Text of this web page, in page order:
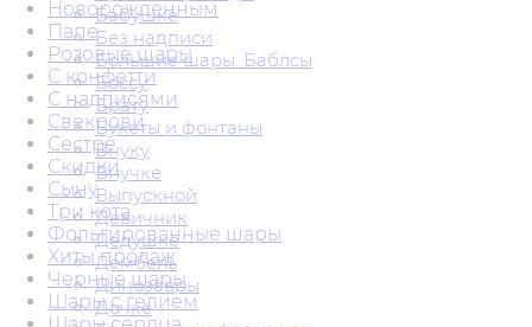
Бабушке
Без надписи
Большие шары. Баблсы
Боссу
Брату
Букеты и фонтаны
Внуку
Внучке
Выпускной
Девичник
Дедушке
Дембель
Динозавры
Дочке
Новорожденным
Папе
Розовые шары
С конфетти
С надписями
Свекрови
Сестре
Скидки
Сыну
Три кота
Фольгированные шары
Хиты продаж
Черные шары
Шары с гелием